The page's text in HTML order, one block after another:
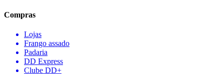
Compras
Lojas
Frango assado
Padaria
DD Express
Clube DD+